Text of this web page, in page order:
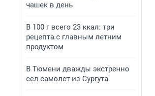
чашек в день
В 100 г всего 23 ккал: три
рецепта с главным летним
продуктом
В Тюмени дважды экстренно
сел самолет из Сургута